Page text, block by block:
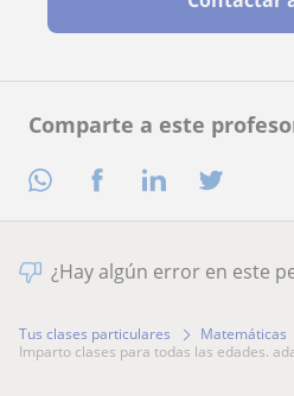
Comparte a este
¿Hay algún error en este
Tus clases particulares Matemáticas
imparto clases para todas las edades.